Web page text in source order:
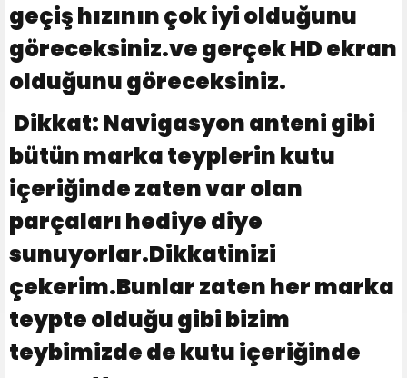
geçiş hızının çok iyi olduğunu
göreceksiniz.ve gerçek HD ekran
olduğunu göreceksiniz.
Dikkat: Navigasyon anteni gibi
bütün marka teyplerin kutu
içeriğinde zaten var olan
parçaları hediye diye
sunuyorlar.Dikkatinizi
çekerim.Bunlar zaten her marka
teypte olduğu gibi bizim
teybimizde de kutu içeriğinde